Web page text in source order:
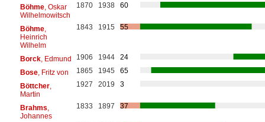
Böhme, Oskar
Wilhelmowitsch
1870 1938 60
Böhme,
Heinrich
Wilhelm
1843 1915 55
Borck, Edmund 1906 1944
24
Bose, Fritz von 1865 1945
65
Böttcher,
Martin
1927 2019 3
Brahms
Johannes
1833 1897 37